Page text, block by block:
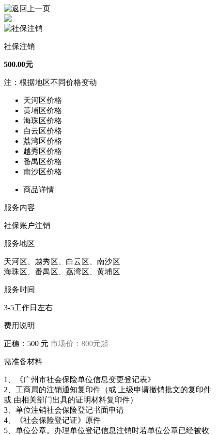
社保注销
500.00元
注：根据地区不同价格变动
天河区价格
黄埔区价格
海珠区价格
白云区价格
荔湾区价格
越秀区价格
番禺区价格
南沙区价格
商品详情
服务内容
社保账户注销
服务地区
天河区、越秀区、白云区、南沙区
海珠区、番禺区、荔湾区、黄埔区
服务时间
3-5工作日左右
费用说明
正穗：500 元 市场价：800元起
需准备材料
1、《广州市社会保险单位信息变更登记表》
2、工商局的注销通知复印件（或 上级申请撤销批文的复印件
或 由相关部门出具的证明材料复印件）
3、单位注销社会保险登记书面申请
4、《社会保险登记证》原件
5、单位公章。办理单位登记信息注销时若单位公章已经被收